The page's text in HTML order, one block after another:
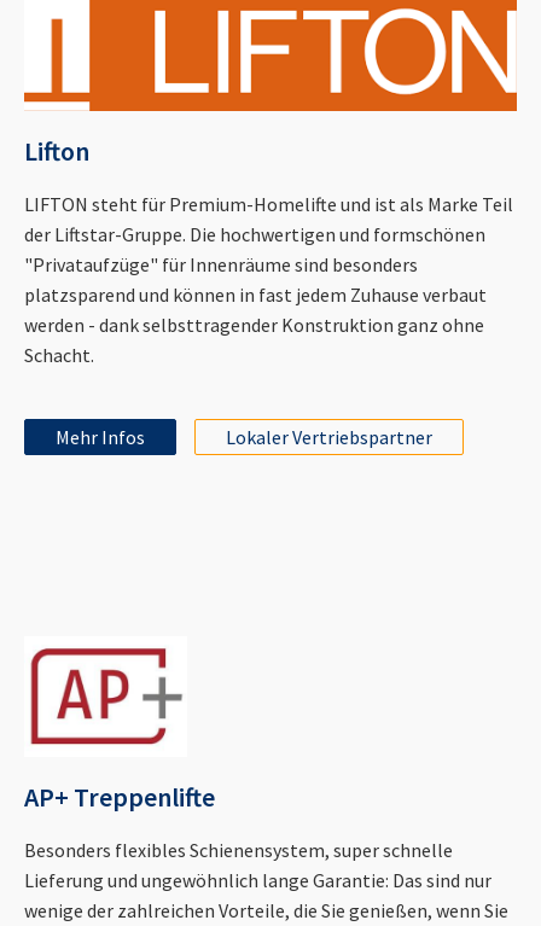
Lifton
LIFTON steht für Premium-Homelifte und ist als Marke Teil
der Liftstar-Gruppe. Die hochwertigen und formschönen
"Privataufzüge" für Innenräume sind besonders
platzsparend und können in fast jedem Zuhause verbaut
werden - dank selbsttragender Konstruktion ganz ohne
Schacht.
Mehr Infos Lokaler Vertriebspartner
AP+ Treppenlifte
Besonders flexibles Schienensystem, super schnelle
Lieferung und ungewöhnlich lange Garantie: Das sind nur
wenige der zahlreichen Vorteile, die Sie genießen, wenn Sie